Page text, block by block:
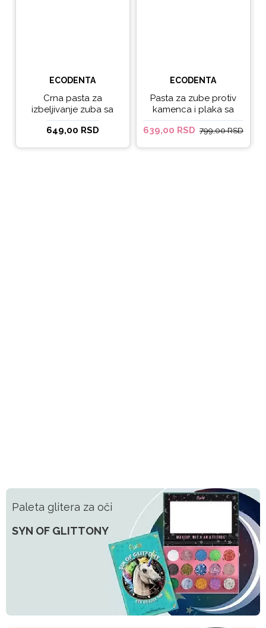
ECODENTA
Crna pasta za
izbeljivanje zuba sa
ukusom narandže
Ecodenta 100 ml
649,00 RSD
ECODENTA
Pasta za zube protiv
kamenca i plaka sa
kokosovim uljem
Ecodenta ORGANIC
639,00 RSD 799,00 RSD
Paleta glitera za oči
SYN OF GLITTONY